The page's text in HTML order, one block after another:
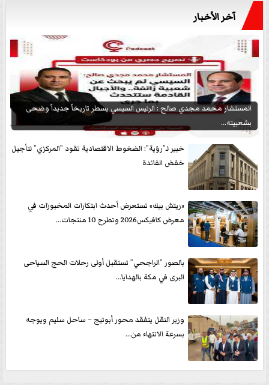
آخر الأخبار
المستشار محمد مجدي صالح : الرئيس السيسي يسطر تاريخاً جديداً وضحى
بشعبيته...
خبير لـ”رؤية”: الضغوط الاقتصادية تقود ”المركزي” لتأجيل
خفض الفائدة
«ريتش بيك» تستعرض أحدث ابتكارات المخبوزات في
معرض كافيكس2026 وتطرح 10 منتجات...
بالصور ”الراجحي” تستقبل أولى رحلات الحج السياحى
البرى في مكة بالهدايا...
وزير النقل يتفقد محور أبوتيج – ساحل سليم ويوجه
بسرعة الانتهاء من...